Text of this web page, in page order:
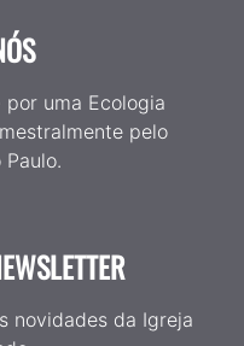
uma Ecologia
pelo
Paulo.
novidades da Igreja